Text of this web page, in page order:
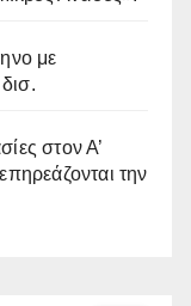
με
στον Α’
την